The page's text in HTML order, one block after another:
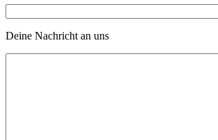
Deine Nachricht an uns